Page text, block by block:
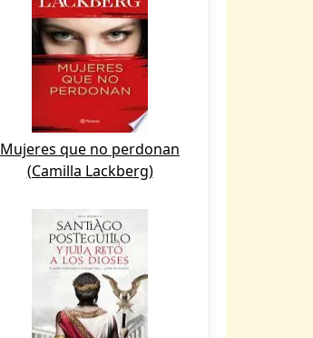
Mujeres que no perdonan
(Camilla Lackberg)